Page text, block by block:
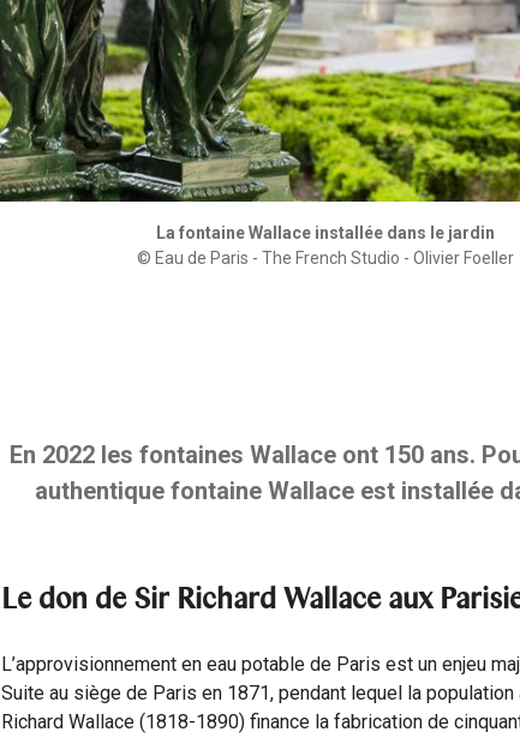
La fontaine Wallace installée dans le jardin
© Eau de Paris - The French Studio - Olivier Foeller
En 2022 les fontaines Wallace ont 150 ans.
authentique fontaine Wallace est installée
Le don de Sir Richard Wallace aux
L’approvisionnement en eau potable de Paris est un enjeu
Suite au siège de Paris en 1871, pendant lequel la
Richard Wallace (1818-1890) finance la fabrication de